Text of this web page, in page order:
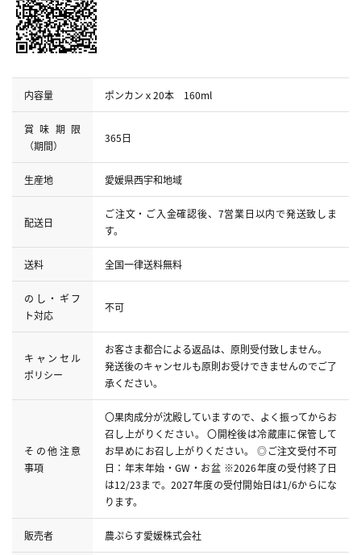
内容量 ポンカンｘ20本 160ml
賞味期限
（期間）
365日
生産地 愛媛県西宇和地域
配送日
ご注文・ご入金確認後、7営業日以内で発送致しま
す。
送料 全国一律送料無料
のし・ギフ
ト対応
不可
キャンセル
ポリシー
お客さま都合による返品は、原則受付致しません。
発送後のキャンセルも原則お受けできませんのでご了
承ください。
その他注意
事項
〇果肉成分が沈殿していますので、よく振ってからお
召し上がりください。 〇開栓後は冷蔵庫に保管して
お早めにお召し上がりください。 ◎ご注文受付不可
日：年末年始・GW・お盆 ※2026年度の受付終了日
は12/23まで。2027年度の受付開始日は1/6からにな
ります。
販売者 農ぷらす愛媛株式会社